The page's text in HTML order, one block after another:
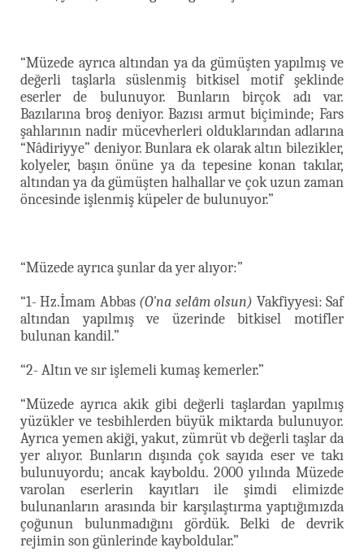
“Müzede ayrıca altından ya da gümüşten yapılmış ve
değerli taşlarla süslenmiş bitkisel motif şeklinde
eserler de bulunuyor. Bunların birçok adı var.
Bazılarına broş deniyor. Bazısı armut biçiminde; Fars
şahlarının nadir mücevherleri olduklarından adlarına
“Nâdiriyye” deniyor. Bunlara ek olarak altın bilezikler,
kolyeler, başın önüne ya da tepesine konan takılar,
altından ya da gümüşten halhallar ve çok uzun zaman
öncesinde işlenmiş küpeler de bulunuyor.”
“Müzede ayrıca şunlar da yer alıyor:”
“1- Hz.İmam Abbas (O'na selâm olsun) Vakfiyyesi: Saf
altından yapılmış ve üzerinde bitkisel motifler
bulunan kandil.”
“2- Altın ve sır işlemeli kumaş kemerler.”
“Müzede ayrıca akik gibi değerli taşlardan yapılmış
yüzükler ve tesbihlerden büyük miktarda bulunuyor.
Ayrıca yemen akiği, yakut, zümrüt vb değerli taşlar da
yer alıyor. Bunların dışında çok sayıda eser ve takı
bulunuyordu; ancak kayboldu. 2000 yılında Müzede
varolan eserlerin kayıtları ile şimdi elimizde
bulunanların arasında bir karşılaştırma yaptığımızda
çoğunun bulunmadığını gördük. Belki de devrik
rejimin son günlerinde kayboldular.”